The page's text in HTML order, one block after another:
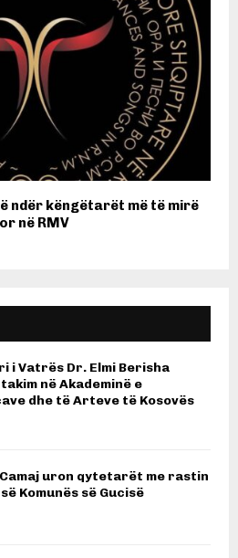
ndër këngëtarët më të mirë
në RMV
i Vatrës Dr. Elmi Berisha
në Akademinë e
dhe të Arteve të Kosovës
uron qytetarët me rastin
Komunës së Gucisë